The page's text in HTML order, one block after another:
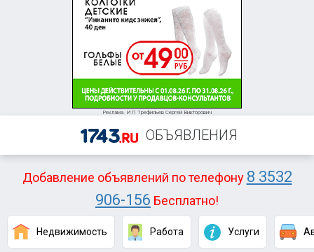
Реклама. ИП Трефильев Сергей Викторович
ОБЪЯВЛЕНИЯ
Добавление объявлений по телефону 8 3532
906-156 Бесплатно!
Недвижимость Работа Услуги